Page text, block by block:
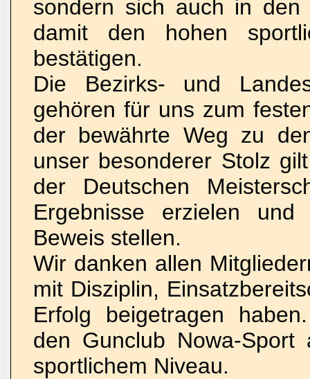
sondern sich auch in den
damit den hohen
bestätigen.
Die Bezirks- und
gehören für uns zum
der bewährte Weg zu
unser besonderer Stolz
der Deutschen
Ergebnisse erzielen und
Beweis stellen.
Wir danken allen
mit Disziplin,
Erfolg beigetragen
den Gunclub Nowa-
sportlichem Niveau.